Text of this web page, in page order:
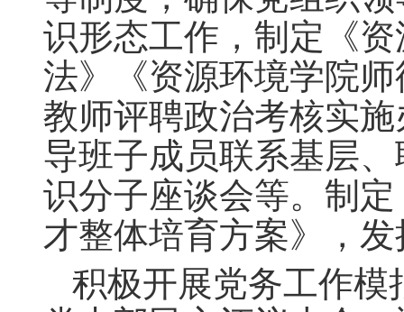
识形态工作，制定《
法》《资源环境学院
教师评聘政治考核实
导班子成员联系基层
识分子座谈会等。制
才整体培育方案》，
积极开展党务工作